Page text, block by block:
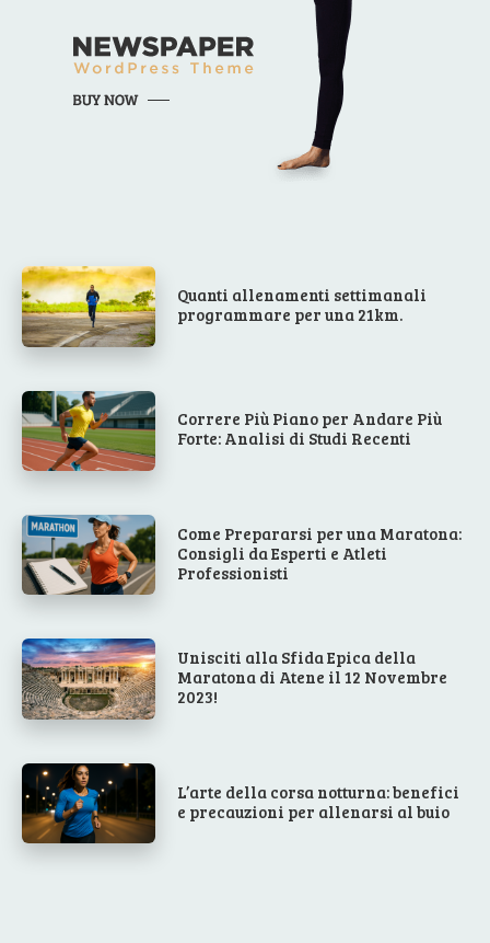
Quanti allenamenti settimanali
programmare per una 21km.
Correre Più Piano per Andare Più
Forte: Analisi di Studi Recenti
Come Prepararsi per una Maratona:
Consigli da Esperti e Atleti
Professionisti
Unisciti alla Sfida Epica della
Maratona di Atene il 12 Novembre
2023!
L’arte della corsa notturna: benefici
e precauzioni per allenarsi al buio